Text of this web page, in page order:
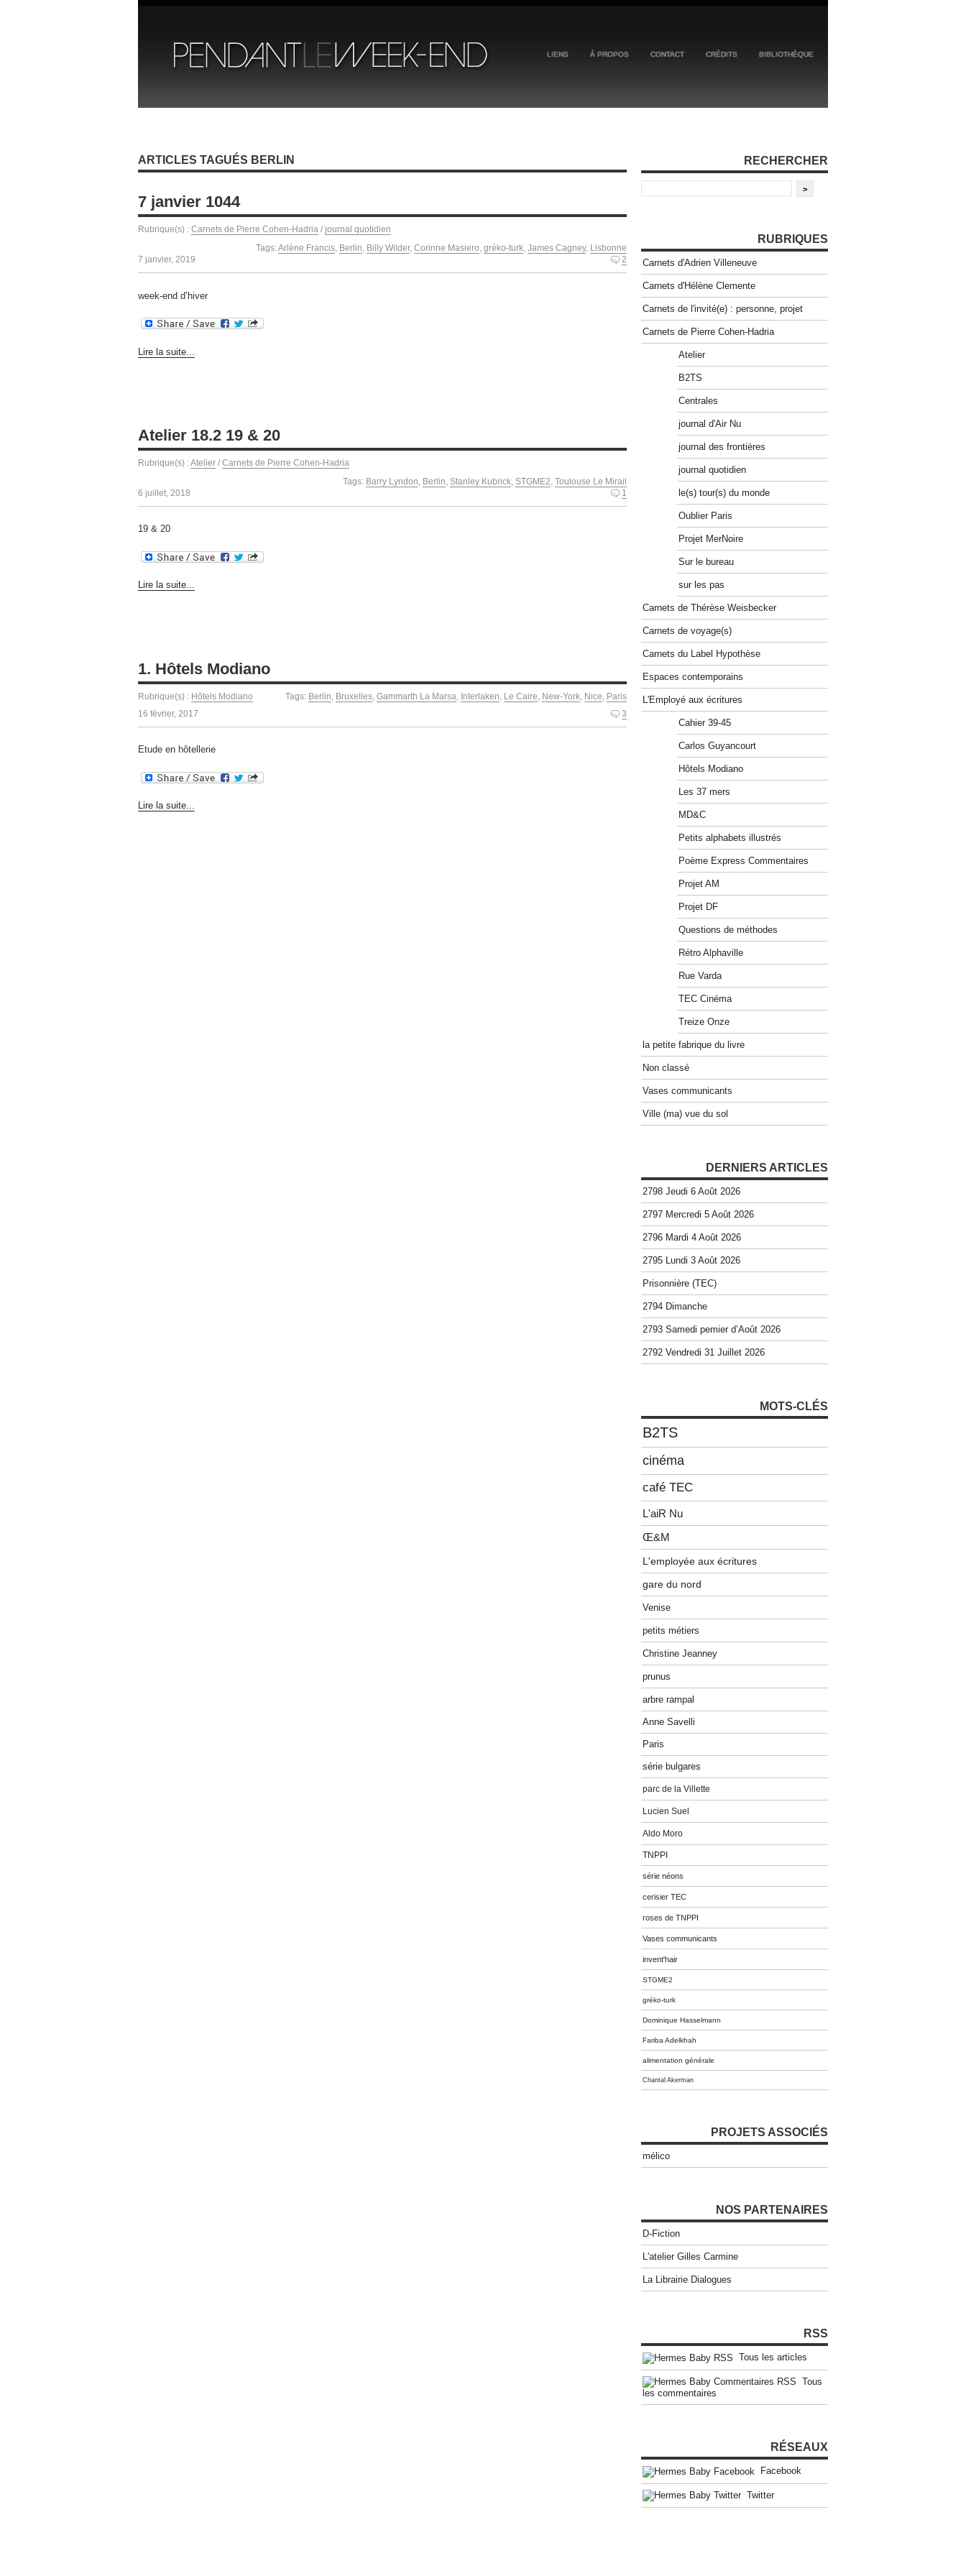
LIENS À PROPOS CONTACT CRÉDITS BIBLIOTHÈQUE
ARTICLES TAGUÉS BERLIN
7 janvier 1044
Rubrique(s) : Carnets de Pierre Cohen-Hadria / journal quotidien
Tags:Arlène Francis, Berlin, Billy Wilder, Corinne Masiero, gréko-turk, James Cagney, Lisbonne
7 janvier, 2019
2
week-end d’hiver
Lire la suite...
Atelier 18.2 19 & 20
Rubrique(s) :Atelier / Carnets de Pierre Cohen-Hadria
Tags: Barry Lyndon Berlin Stanley Kubrick STGME2 Toulouse Le Mirail
6 juillet, 2018
1
19 & 20
Lire la suite...
1. Hôtels Modiano
Rubrique(s) : Hôtels Modiano Tags: Berlin Bruxelles Gammarth La Marsa Interlaken Le Caire New-York Nice Paris
16 février, 2017
3
Etude en hôtellerie
Lire la suite...
RECHERCHER
RUBRIQUES
Carnets d'Adrien Villeneuve
Carnets d'Hélène Clemente
Carnets de l'invité(e) : personne, projet
Carnets de Pierre Cohen-Hadria
Atelier
B2TS
Centrales
journal d'Air Nu
journal des frontières
journal quotidien
le(s) tour(s) du monde
Oublier Paris
Projet MerNoire
Sur le bureau
sur les pas
Carnets de Thérèse Weisbecker
Carnets de voyage(s)
Carnets du Label Hypothèse
Espaces contemporains
L'Employé aux écritures
Cahier 39-45
Carlos Guyancourt
Hôtels Modiano
Les 37 mers
MD&C
Petits alphabets illustrés
Poème Express Commentaires
Projet AM
Projet DF
Questions de méthodes
Rétro Alphaville
Rue Varda
TEC Cinéma
Treize Onze
la petite fabrique du livre
Non classé
Vases communicants
Ville (ma) vue du sol
DERNIERS ARTICLES
2798 Jeudi 6 Août 2026
2797 Mercredi 5 Août 2026
2796 Mardi 4 Août 2026
2795 Lundi 3 Août 2026
Prisonnière (TEC)
2794 Dimanche
2793 Samedi pemier d’Août 2026
2792 Vendredi 31 Juillet 2026
MOTS-CLÉS
B2TS
cinéma
café TEC
L'aiR Nu
Œ&M
L'employée aux écritures
gare du nord
Venise
petits métiers
Christine Jeanney
prunus
arbre rampal
Anne Savelli
Paris
série bulgares
parc de la Villette
Lucien Suel
Aldo Moro
TNPPI
série néons
cerisier TEC
roses de TNPPI
Vases communicants
invent'hair
STGME2
gréko-turk
Dominique Hasselmann
Fariba Adelkhah
alimentation générale
Chantal Akerman
PROJETS ASSOCIÉS
mélico
NOS PARTENAIRES
D-Fiction
L'atelier Gilles Carmine
La Librairie Dialogues
RSS
Tous les articles
Tous
les commentaires
RÉSEAUX
Facebook
Twitter